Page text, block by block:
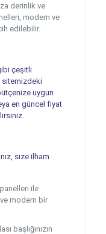
derinlik ve
modern ve
edilebilir.
çeşitli
sitemizdeki
uygun
en güncel fiyat
size ilham
ile
modern bir
başlığınızın